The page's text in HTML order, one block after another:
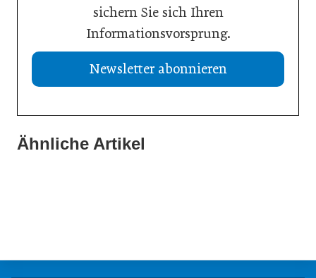
sichern Sie sich Ihren
Informationsvorsprung.
Newsletter abonnieren
Ähnliche Artikel
21. Juli 2026